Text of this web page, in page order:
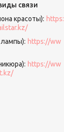
красоты)
https:
лампы)
https://ww
https://ww